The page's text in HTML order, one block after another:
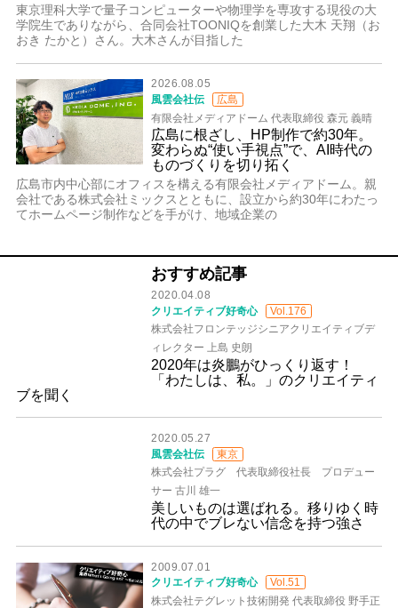
東京理科大学で量子コンピューターや物理学を専攻する現役の大
学院生でありながら、合同会社TOONIQを創業した大木 天翔（お
おき たかと）さん。大木さんが目指した
2026.08.05
風雲会社伝
広島
有限会社メディアドーム 代表取締役 森元 義晴
広島に根ざし、HP制作で約30年。
変わらぬ“使い手視点”で、AI時代の
ものづくりを切り拓く
広島市内中心部にオフィスを構える有限会社メディアドーム。親
会社である株式会社ミックスとともに、設立から約30年にわたっ
てホームページ制作などを手がけ、地域企業の
おすすめ記事
2020.04.08
クリエイティブ好奇心
Vol.176
株式会社フロンテッジシニアクリエイティブデ
ィレクター 上島 史朗
2020年は炎鵬がひっくり返す！
「わたしは、私。」のクリエイティ
ブを聞く
2020.05.27
風雲会社伝
東京
株式会社プラグ 代表取締役社長 プロデュー
サー 古川 雄一
美しいものは選ばれる。移りゆく時
代の中でブレない信念を持つ強さ
2009.07.01
クリエイティブ好奇心
Vol.51
株式会社テグレット技術開発 代表取締役 野手正